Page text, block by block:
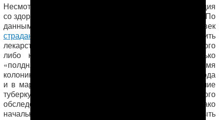
Несмотря на улучшение условий содержания, ситуация
со здоровьем заключенных оставляет желать лучшего. По
данным нашего источника, в камерах половина человек
страдают туберкулезом
. Увидеть врача или получить
лекарства (зачастую просроченные препараты местного
либо китайского производства) можно, если только
«полдня колотить в железную дверь». В последнее время
колонию
: в ноябре 2013 года
и в марте 2014-го. Заключенных проверяли на наличие
туберкулеза. В результате рентгенологического
обследования было выявлено
, однако
начальник тюрьмы
решил скрыть